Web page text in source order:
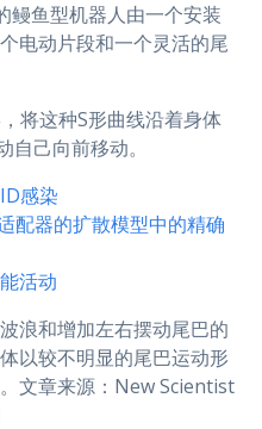
鱼型机器人由一个安装
电动片段和一个灵活的尾
将这种S形曲线沿着身体
自己向前移动。
感染
配器的扩散模型中的精确
活动
浪和增加左右摆动尾巴的
以较不明显的尾巴运动形
文章来源：New Scientist